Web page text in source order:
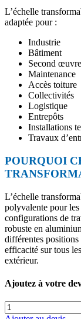
L’échelle
adaptée pour :
Industrie
Bâtiment
Second œuvre
Maintenance
Accès toiture
Collectivités
Logistique
Entrepôts
Installations
Travaux
POURQUOI
L’échelle
polyvalente pour
configurations de
robuste en
différentes
efficacité sur tous
extérieur.
Ajoutez à votre
quantité
de